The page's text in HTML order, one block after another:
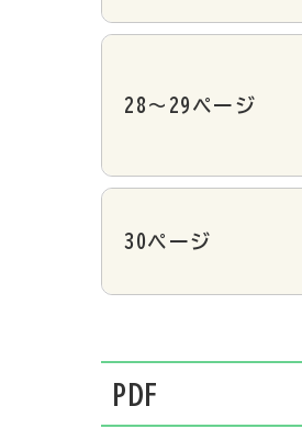
28～29ページ
30ページ
PDF